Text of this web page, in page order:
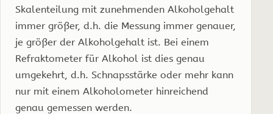
Skalenteilung mit zunehmenden Alkoholgehalt
immer größer, d.h. die Messung immer genauer,
je größer der Alkoholgehalt ist. Bei einem
Refraktometer für Alkohol ist dies genau
umgekehrt, d.h. Schnapsstärke oder mehr kann
nur mit einem Alkoholometer hinreichend
genau gemessen werden.